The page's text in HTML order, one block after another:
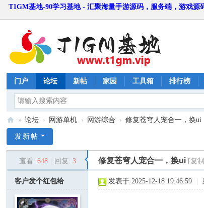
T1GM基地-90学习基地 - 汇聚海量手游源码，服务端，游戏源
门户 论坛 新帖 家园 工具箱 排行榜
1
» 论坛 › 网游单机 › 网游综合 › 修复苍穹人宠合一，换ui
发新帖
查看: 648 回复: 3 修复苍穹人宠合一，换ui [复
客户发个红包给 发表于 2025-12-18 19:46:59